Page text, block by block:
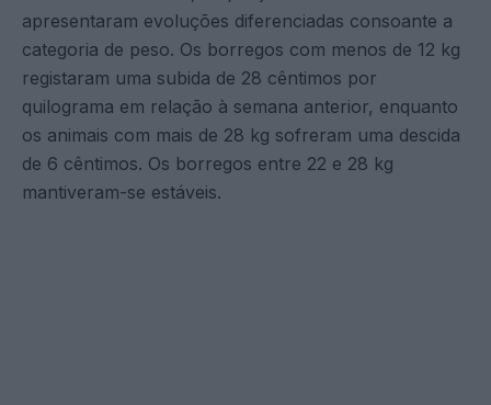
apresentaram evoluções diferenciadas consoante a
categoria de peso. Os borregos com menos de 12 kg
registaram uma subida de 28 cêntimos por
quilograma em relação à semana anterior, enquanto
os animais com mais de 28 kg sofreram uma descida
de 6 cêntimos. Os borregos entre 22 e 28 kg
mantiveram-se estáveis.